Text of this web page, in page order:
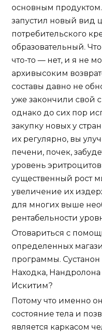
основным
запустил новый вид
потребительского
образовательный.
что-то — нет, и я не
архивысоким
составы давно не
уже закончили свой
однако до сих пор
закупку новых у
их регулярно, вы
печени, почек,
уровень
существенный рост
увеличение их
для многих выше
рентабельности
Отовариться с
определенных
программы.
Находка, Нандролона
Искитим?
Потому что именно
состояние тела и
является каркасом